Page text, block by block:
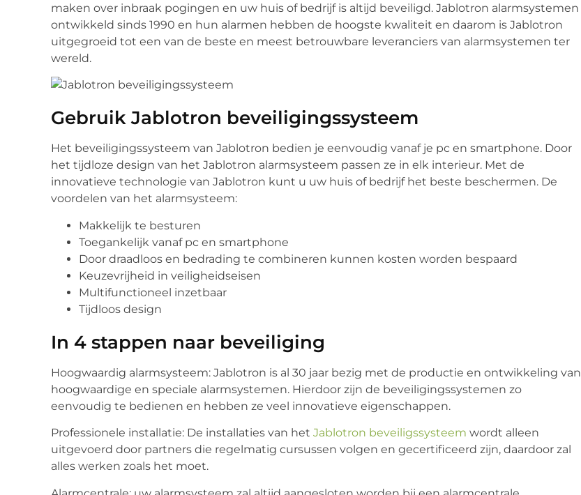
maken over inbraak pogingen en uw huis of bedrijf is altijd beveiligd. Jablotron alarmsystemen
ontwikkeld sinds 1990 en hun alarmen hebben de hoogste kwaliteit en daarom is Jablotron
uitgegroeid tot een van de beste en meest betrouwbare leveranciers van alarmsystemen ter
wereld.
Gebruik Jablotron beveiligingssysteem
Het beveiligingssysteem van Jablotron bedien je eenvoudig vanaf je pc en smartphone. Door
het tijdloze design van het Jablotron alarmsysteem passen ze in elk interieur. Met de
innovatieve technologie van Jablotron kunt u uw huis of bedrijf het beste beschermen. De
voordelen van het alarmsysteem:
Makkelijk te besturen
Toegankelijk vanaf pc en smartphone
Door draadloos en bedrading te combineren kunnen kosten worden bespaard
Keuzevrijheid in veiligheidseisen
Multifunctioneel inzetbaar
Tijdloos design
In 4 stappen naar beveiliging
Hoogwaardig alarmsysteem: Jablotron is al 30 jaar bezig met de productie en ontwikkeling van
hoogwaardige en speciale alarmsystemen. Hierdoor zijn de beveiligingssystemen zo
eenvoudig te bedienen en hebben ze veel innovatieve eigenschappen.
Professionele installatie: De installaties van het Jablotron beveiligssysteem wordt alleen
uitgevoerd door partners die regelmatig cursussen volgen en gecertificeerd zijn, daardoor zal
alles werken zoals het moet.